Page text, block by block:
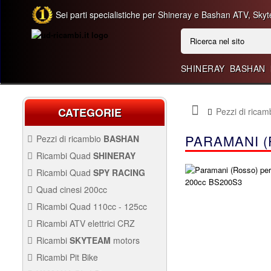
Sei parti specialistiche per Shineray e Bashan ATV,
SHINERAY BASHAN
CATEGORIE
Pezzi di ricambio BASHAN
Ricambi Quad SHINERAY
250CC STIXE ST9E
Ricambi Quad SPY RACING
Quad cinesi 200cc
200CC
Ricambi Quad 110cc - 125cc
125CC
Ricambi ATV elettrici CRZ
CRZ
Ricambi SKYTEAM motors
Ricambi Pit Bike
Pezzi di
PARAMANI